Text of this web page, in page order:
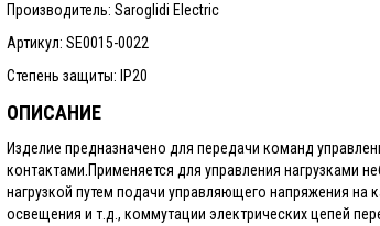
Производитель: Saroglidi Electric
Артикул: SE0015-0022
Степень защиты: IP20
ОПИСАНИЕ
Изделие предназначено для передачи команд
контактами.Применяется для управления нагрузками
нагрузкой путем подачи управляющего напряжения на
освещения и т.д., коммутации электрических цепей